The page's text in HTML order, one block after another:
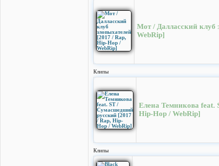
Мот / Далласский клуб
WebRip]
Клипы
Елена Темникова feat.
Hip-Hop / WebRip]
Клипы